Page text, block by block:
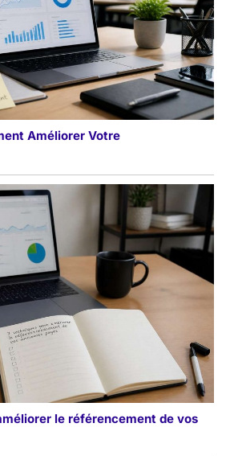
Améliorer Votre
le référencement de vos